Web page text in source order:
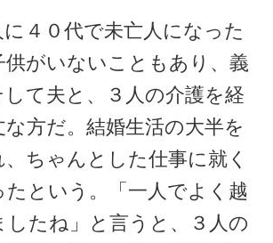
４０代で未亡人になった
供がいないこともあり、義
て夫と、３人の介護を経
方だ。結婚生活の大半を
ちゃんとした仕事に就く
という。「一人でよく越
したね」と言うと、３人の